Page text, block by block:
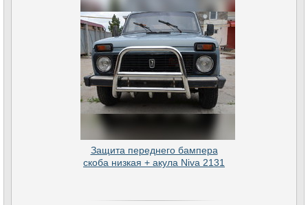
Защита переднего бампера
скоба низкая + акула Niva 2131